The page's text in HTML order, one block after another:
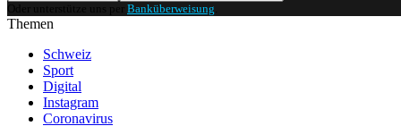
Oder unterstütze uns per Banküberweisung
Themen
Schweiz
Sport
Digital
Instagram
Coronavirus